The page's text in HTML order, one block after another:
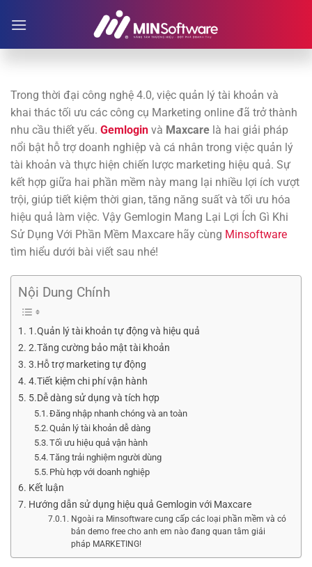
đến
Trong thời đại công nghệ 4.0, việc quản lý tài khoản và
khai thác tối ưu các công cụ Marketing online đã trở thành
nhu cầu thiết yếu. Gemlogin và Maxcare là hai giải pháp
nổi bật hỗ trợ doanh nghiệp và cá nhân trong việc quản lý
tài khoản và thực hiện chiến lược marketing hiệu quả. Sự
kết hợp giữa hai phần mềm này mang lại nhiều lợi ích vượt
trội, giúp tiết kiệm thời gian, tăng năng suất và tối ưu hóa
hiệu quả làm việc. Vậy Gemlogin Mang Lại Lợi Ích Gì Khi
Sử Dụng Với Phần Mềm Maxcare hãy cùng Minsoftware
tìm hiểu dưới bài viết sau nhé!
Nội Dung Chính
1.Quản lý tài khoản tự động và hiệu quả
2.Tăng cường bảo mật tài khoản
3.Hỗ trợ marketing tự động
4.Tiết kiệm chi phí vận hành
5.Dễ dàng sử dụng và tích hợp
Đăng nhập nhanh chóng và an toàn
Quản lý tài khoản dễ dàng
Tối ưu hiệu quả vận hành
Tăng trải nghiệm người dùng
Phù hợp với doanh nghiệp
Kết luận
Hướng dẫn sử dụng hiệu quả Gemlogin với Maxcare
Ngoài ra Minsoftware cung cấp các loại phần mềm và có
bản demo free cho anh em nào đang quan tâm giải
pháp MARKETING!